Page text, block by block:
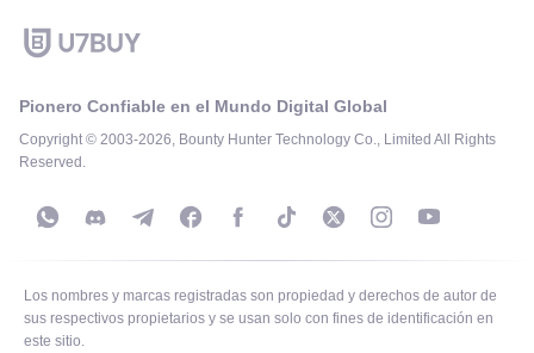
Pionero Confiable en el Mundo Digital Global
Copyright © 2003-2026, Bounty Hunter Technology Co., Limited All Rights
Reserved.
Los nombres y marcas registradas son propiedad y derechos de autor de
sus respectivos propietarios y se usan solo con fines de identificación en
este sitio.